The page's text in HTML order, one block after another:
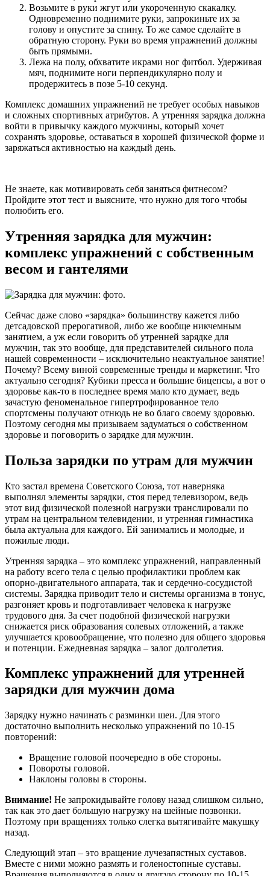
Возьмите в руки жгут или укороченную скакалку.
Одновременно поднимите руки, запрокиньте их за
голову и опустите за спину. То же самое сделайте в
обратную сторону. Руки во время упражнений должны
быть прямыми.
Лежа на полу, обхватите икрами ног фитбол. Удерживая
мяч, поднимите ноги перпендикулярно полу и
продержитесь в позе 5-10 секунд.
Комплекс домашних упражнений не требует особых навыков
и сложных спортивных атрибутов. А утренняя зарядка должна
войти в привычку каждого мужчины, который хочет
сохранять здоровье, оставаться в хорошей физической форме и
заряжаться активностью на каждый день.
Не знаете, как мотивировать себя заняться фитнесом?
Пройдите этот тест и выясните, что нужно для того чтобы
полюбить его.
Утренняя зарядка для мужчин:
комплекс упражнений с собственным
весом и гантелями
Сейчас даже слово «зарядка» большинству кажется либо
детсадовской прерогативой, либо же вообще никчемным
занятием, а уж если говорить об утренней зарядке для
мужчин, так это вообще, для представителей сильного пола
нашей современности – исключительно неактуальное занятие!
Почему? Всему виной современные тренды и маркетинг. Что
актуально сегодня? Кубики пресса и большие бицепсы, а вот о
здоровье как-то в последнее время мало кто думает, ведь
зачастую феноменальное гипертрофированное тело
спортсмены получают отнюдь не во благо своему здоровью.
Поэтому сегодня мы призываем задуматься о собственном
здоровье и поговорить о зарядке для мужчин.
Польза зарядки по утрам для мужчин
Кто застал времена Советского Союза, тот наверняка
выполнял элементы зарядки, стоя перед телевизором, ведь
этот вид физической полезной нагрузки транслировали по
утрам на центральном телевидении, и утренняя гимнастика
была актуальна для каждого. Ей занимались и молодые, и
пожилые люди.
Утренняя зарядка – это комплекс упражнений, направленный
на работу всего тела с целью профилактики проблем как
опорно-двигательного аппарата, так и сердечно-сосудистой
системы. Зарядка приводит тело и системы организма в тонус,
разгоняет кровь и подготавливает человека к нагрузке
трудового дня. За счет подобной физической нагрузки
снижается риск образования солевых отложений, а также
улучшается кровообращение, что полезно для общего здоровья
и потенции. Ежедневная зарядка – залог долголетия.
Комплекс упражнений для утренней
зарядки для мужчин дома
Зарядку нужно начинать с разминки шеи. Для этого
достаточно выполнить несколько упражнений по 10-15
повторений:
Вращение головой поочередно в обе стороны.
Повороты головой.
Наклоны головы в стороны.
Внимание! Не запрокидывайте голову назад слишком сильно,
так как это дает большую нагрузку на шейные позвонки.
Поэтому при вращениях только слегка вытягивайте макушку
назад.
Следующий этап – это вращение лучезапястных суставов.
Вместе с ними можно размять и голеностопные суставы.